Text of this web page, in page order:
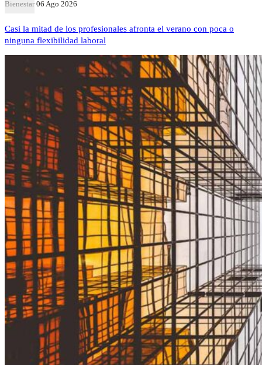
Bienestar 06 Ago 2026
Casi la mitad de los profesionales afronta el verano con poca o
ninguna flexibilidad laboral